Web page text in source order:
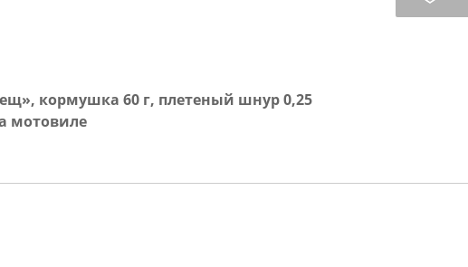
кормушка 60 г, плетеный шнур 0,25
мотовиле